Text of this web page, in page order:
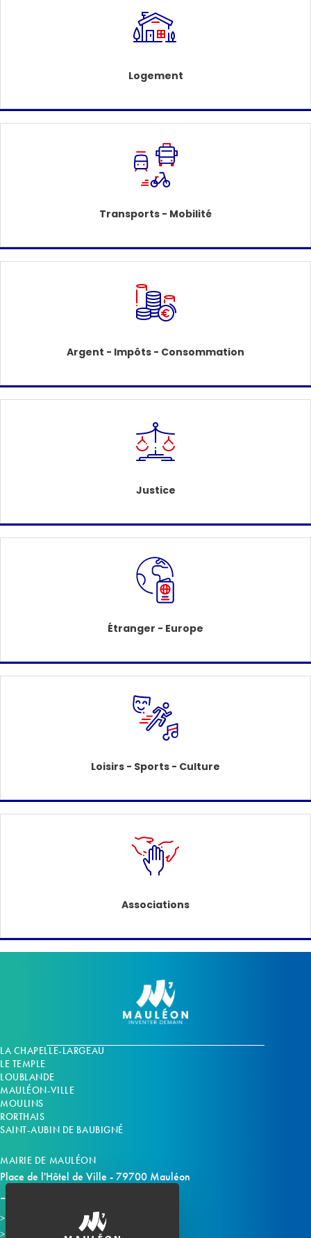
Logement
Transports - Mobilité
Argent - Impôts - Consommation
Justice
Étranger - Europe
Loisirs - Sports - Culture
Associations
LA CHAPELLE-LARGEAU
LE TEMPLE
LOUBLANDE
MAULÉON-VILLE
MOULINS
RORTHAIS
SAINT-AUBIN DE BAUBIGNÉ
MAIRIE DE MAULÉON
Place de l'Hôtel de Ville - 79700 Mauléon
Horaires d'ouverture
Contacter la mairie